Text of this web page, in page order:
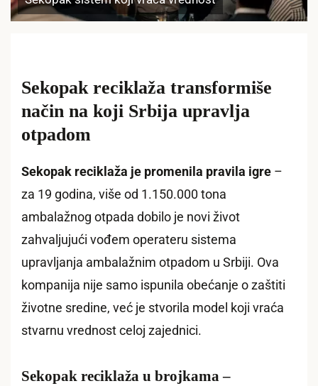
Sekopak reciklaža transformiše
način na koji Srbija upravlja
otpadom
Sekopak reciklaža je promenila pravila igre –
za 19 godina, više od 1.150.000 tona
ambalažnog otpada dobilo je novi život
zahvaljujući vođem operateru sistema
upravljanja ambalažnim otpadom u Srbiji. Ova
kompanija nije samo ispunila obećanje o zaštiti
životne sredine, već je stvorila model koji vraća
stvarnu vrednost celoj zajednici.
Sekopak reciklaža u brojkama –